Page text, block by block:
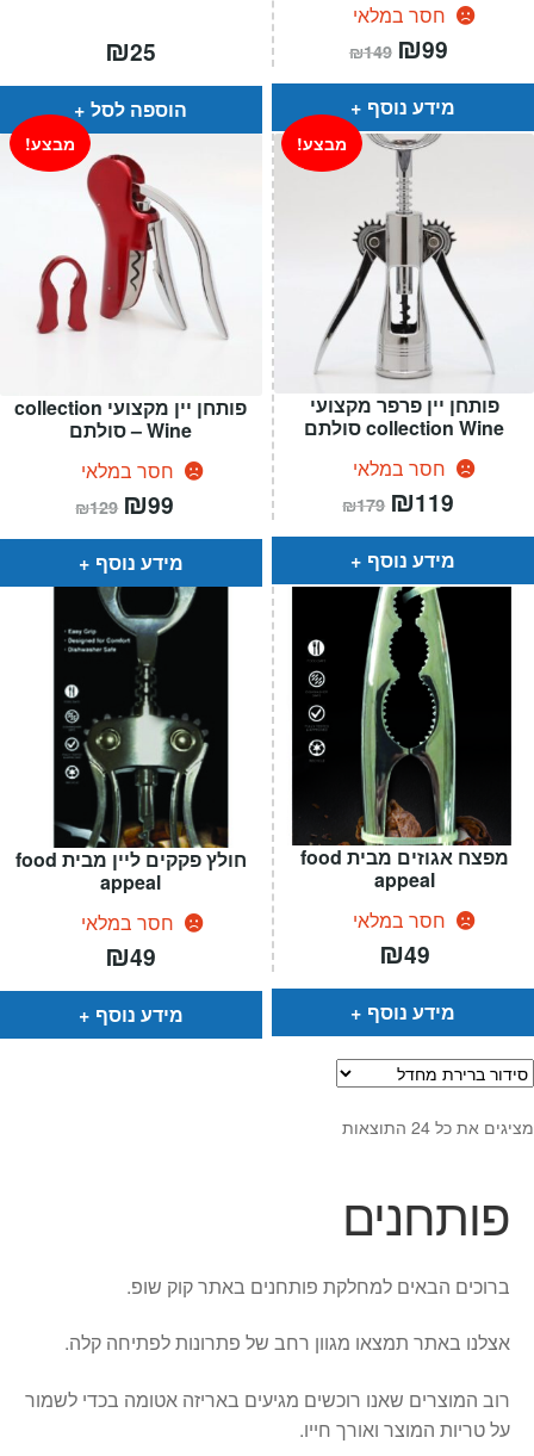
₪25
הוספה לסל
חסר במלאי
₪149 המחיר
המקורי
היה:
₪149.
₪99
הוא:
מידע נוסף
פותחן יין מקצועי collection
Wine – סולתם
חסר במלאי
מבצע!
₪129 המחיר
המקורי
היה:
₪129.
₪99
הוא:
מידע נוסף
פותחן יין פרפר מקצועי
collection Wine סולתם
חסר במלאי
מבצע!
₪179 המחיר
המקורי
היה:
₪179.
₪119
הוא:
מידע נוסף
חולץ פקקים ליין מבית food
appeal
חסר במלאי
₪49
מידע נוסף
מפצח אגוזים מבית food
appeal
חסר במלאי
₪49
מידע נוסף
מציגים את כל ⁦24⁩ התוצאות
פותחנים
ברוכים הבאים למחלקת פותחנים באתר קוק שופ.
אצלנו באתר תמצאו מגוון רחב של פתרונות לפתיחה קלה.
רוב המוצרים שאנו רוכשים מגיעים באריזה אטומה בכדי לשמור
על טריות המוצר ואורך חייו.